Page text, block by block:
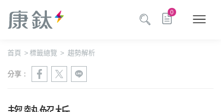
0
首頁 >標籤總覽 > 趨勢解析
分享 :